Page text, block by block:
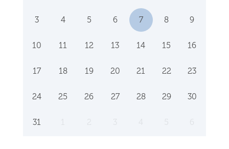
3 4 5 6 7 8 9
10 11 12 13 14 15 16
17 18 19 20 21 22 23
24 25 26 27 28 29 30
31